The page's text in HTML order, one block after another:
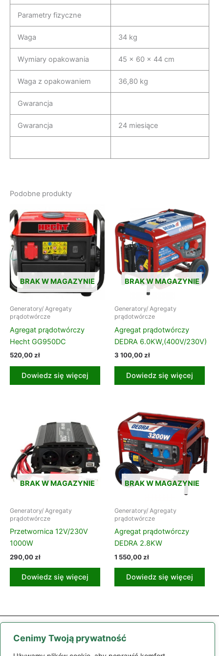
Cenimy Twoją prywatność
Parametry fizyczne
Waga 34 kg
Wymiary opakowania 45 x 60 x 44 cm
Waga z opakowaniem 36,80 kg
Gwarancja
Gwarancja 24 miesiące
Podobne produkty
BRAK W MAGAZYNIE
Generatory/ Agregaty
prądotwórcze
Agregat prądotwórczy
Hecht GG950DC
520,00zł
Dowiedz się więcej
BRAK W MAGAZYNIE
Generatory/ Agregaty
prądotwórcze
Agregat prądotwórczy
DEDRA 6.0KW,(400V/230V)
3 100,00zł
Dowiedz się więcej
BRAK W MAGAZYNIE
Generatory/ Agregaty
prądotwórcze
Przetwornica 12V/230V
1000W
290,00zł
Dowiedz się więcej
BRAK W MAGAZYNIE
Generatory/ Agregaty
prądotwórcze
Agregat prądotwórczy
DEDRA 2.8KW
1 550,00zł
Dowiedz się więcej